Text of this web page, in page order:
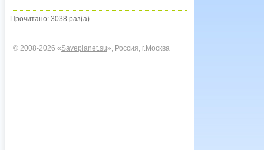
Прочитано: 3038 раз(а)
© 2008-2026 «Saveplanet.su», Россия, г.Москва